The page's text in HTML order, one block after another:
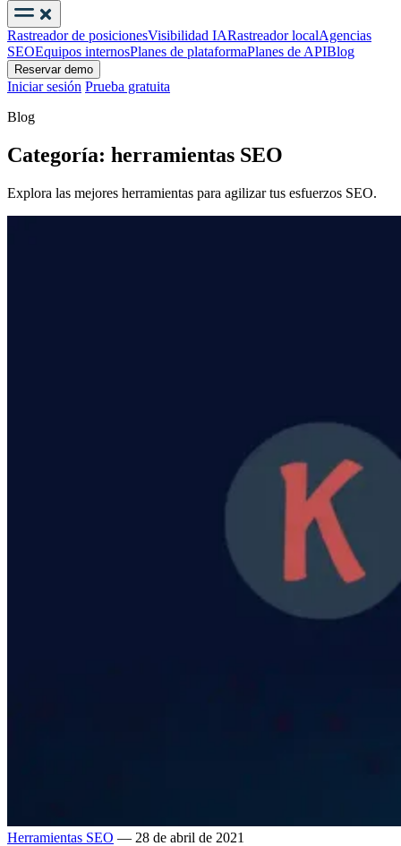
Rastreador de posicionesVisibilidad IARastreador localAgencias
SEOEquipos internosPlanes de plataformaPlanes de APIBlog
Reservar demo
Iniciar sesión Prueba gratuita
Blog
Categoría: herramientas SEO
Explora las mejores herramientas para agilizar tus esfuerzos SEO.
Herramientas SEO — 28 de abril de 2021